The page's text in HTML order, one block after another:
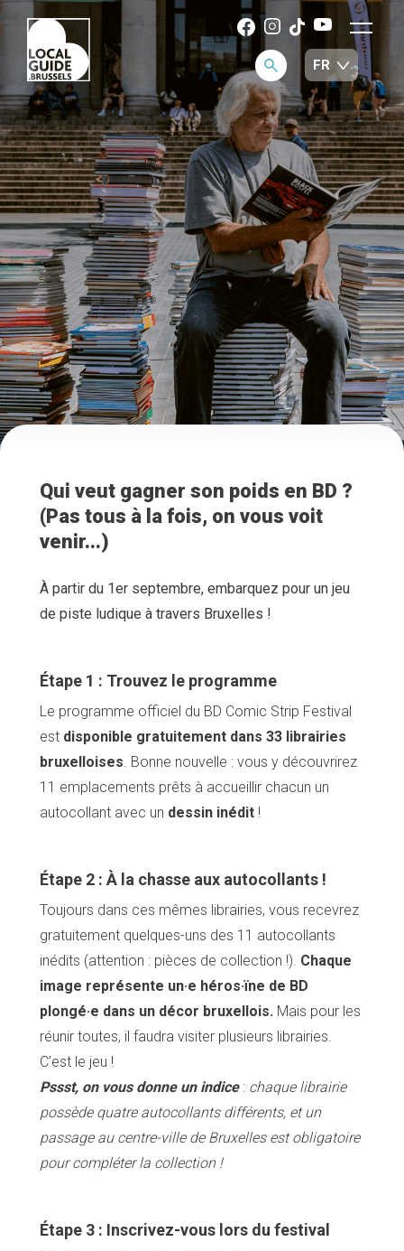
Qui veut gagner son poids en BD ?
(Pas tous à la fois, on vous voit
venir...)
À partir du 1er septembre, embarquez pour un jeu
de piste ludique à travers Bruxelles !
Étape 1 : Trouvez le programme
Le programme officiel du BD Comic Strip Festival
est disponible gratuitement dans 33 librairies
bruxelloises. Bonne nouvelle : vous y découvrirez
11 emplacements prêts à accueillir chacun un
autocollant avec un dessin inédit !
Étape 2 : À la chasse aux autocollants !
Toujours dans ces mêmes librairies, vous recevrez
gratuitement quelques-uns des 11 autocollants
inédits (attention : pièces de collection !). Chaque
image représente un·e héros·ïne de BD
plongé·e dans un décor bruxellois. Mais pour les
réunir toutes, il faudra visiter plusieurs librairies.
C’est le jeu !
Pssst, on vous donne un indice: chaque librairie
possède quatre autocollants différents, et un
passage au centre-ville de Bruxelles est obligatoire
pour compléter la collection !
Étape 3 : Inscrivez-vous lors du festival